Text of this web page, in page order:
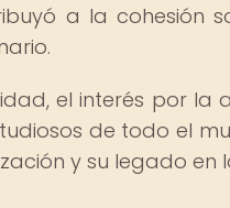
a la cohesión
el interés por
de todo el
y su legado en